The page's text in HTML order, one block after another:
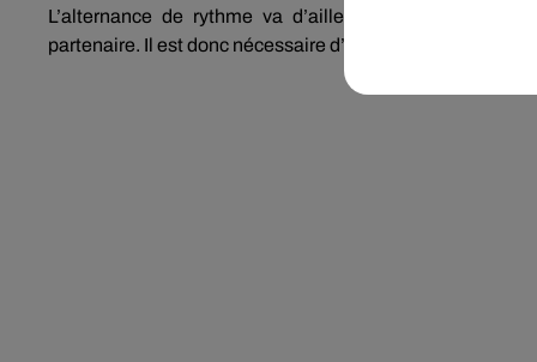
L’alternance de rythme va d’ailleurs vous aider à
partenaire. Il est donc nécessaire d’être en totale